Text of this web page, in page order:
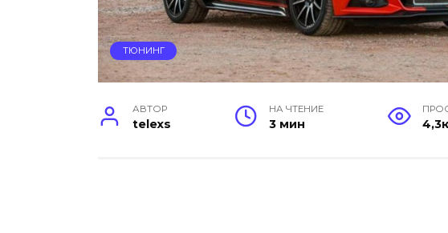
ТЮНИНГ
АВТОР
telexs
НА ЧТЕНИЕ
3 мин